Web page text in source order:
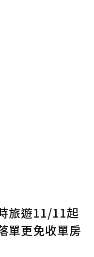
旅遊11/11起
單更免收單房